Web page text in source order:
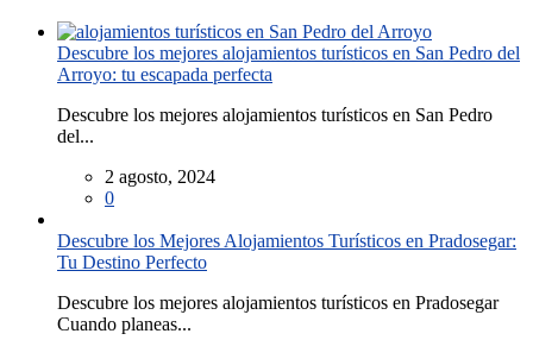
Descubre los mejores alojamientos turísticos en San Pedro del
Arroyo: tu escapada perfecta
Descubre los mejores alojamientos turísticos en San Pedro
del...
2 agosto, 2024
0
Descubre los Mejores Alojamientos Turísticos en Pradosegar:
Tu Destino Perfecto
Descubre los mejores alojamientos turísticos en Pradosegar
Cuando planeas...